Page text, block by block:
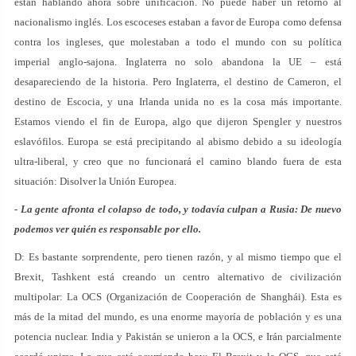
nacionalismo inglés. Los escoceses estaban a favor de Europa como defensa
contra los ingleses, que molestaban a todo el mundo con su política
imperial anglo-sajona. Inglaterra no solo abandona la UE – está
desapareciendo de la historia. Pero Inglaterra, el destino de Cameron, el
destino de Escocia, y una Irlanda unida no es la cosa más importante.
Estamos viendo el fin de Europa, algo que dijeron Spengler y nuestros
eslavófilos. Europa se está precipitando al abismo debido a su ideología
ultra-liberal, y creo que no funcionará el camino blando fuera de esta
situación: Disolver la Unión Europea.
- La gente afronta el colapso de todo, y todavía culpan a Rusia: De nuevo
podemos ver quién es responsable por ello.
D: Es bastante sorprendente, pero tienen razón, y al mismo tiempo que el
Brexit, Tashkent está creando un centro alternativo de civilización
multipolar: La OCS (Organización de Cooperación de Shanghái). Esta es
más de la mitad del mundo, es una enorme mayoría de población y es una
potencia nuclear. India y Pakistán se unieron a la OCS, e Irán parcialmente